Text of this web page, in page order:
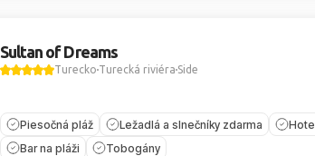
Sultan of Dreams
TureckoTurecká riviéraSide
Piesočná pláž Ležadlá a slnečníky zdarma
Bar na pláži
Tobogány